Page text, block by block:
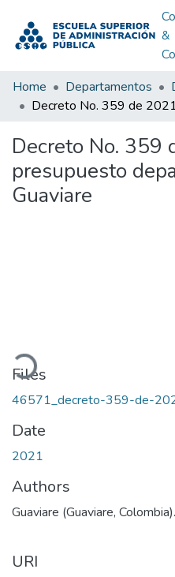
&
Home Departamentos
Decreto No. 359
presupuesto
Guaviare
Files
46571_decreto-359-de-
Date
2021
Authors
Guaviare (Guaviare,
URI